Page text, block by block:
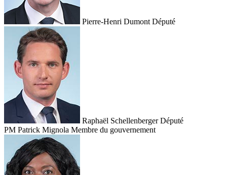
Pierre-Henri Dumont Député
Raphaël Schellenberger Député
PM Patrick Mignola Membre du gouvernement